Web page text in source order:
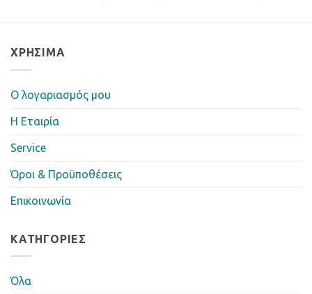
ΧΡΉΣΙΜΑ
Ο λογαριασμός μου
Η Eταιρία
Service
Όροι & Προϋποθέσεις
Επικοινωνία
ΚΑΤΗΓΟΡΊΕΣ
Όλα